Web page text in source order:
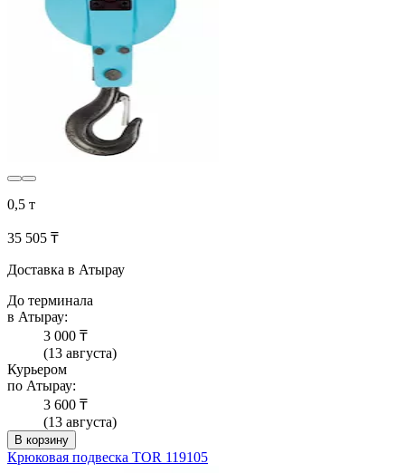
0,5 т
35 505 ₸
Доставка в Атырау
До терминала
в Атырау:
3 000 ₸
(13 августа)
Курьером
по Атырау:
3 600 ₸
(13 августа)
В корзину
Крюковая подвеска TOR 119105